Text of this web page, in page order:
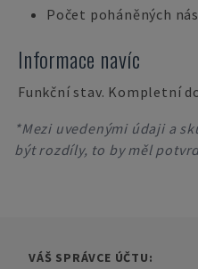
Počet poháněných
Informace navíc
Funkční stav. Kompletní
*Mezi uvedenými údaji a
být rozdíly, to by měl
VÁŠ SPRÁVCE ÚČTU: